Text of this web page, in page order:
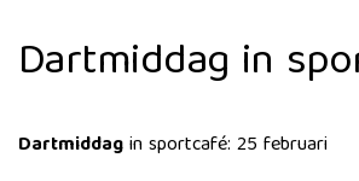
Dartmiddag in
Dartmiddagin sportcafé: 25 februari